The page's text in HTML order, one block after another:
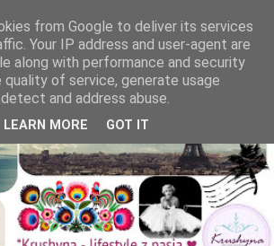
from Google to deliver its services
Your IP address and user-agent are
along with performance and security
of service, generate usage
and address abuse.
LEARN MORE GOT IT